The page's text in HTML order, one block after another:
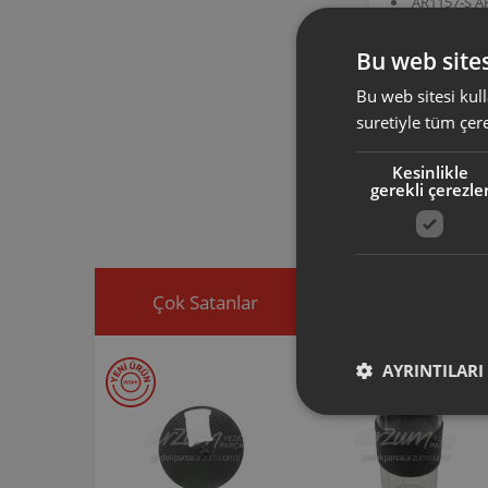
AR115716
Arzum orijinal
ürününüz için
Ürününüz ile
ekleyip, yedek
Çok Satanlar
Bu web
Bu web sitesi
suretiyle tüm
Kesinlikle
gerekli
AYRINTILARI